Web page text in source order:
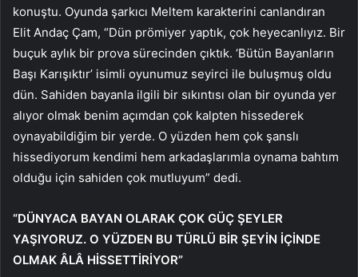
konuştu. Oyunda şarkıcı Meltem karakterini canlandıran
Elit Andaç Çam, “Dün prömiyer yaptık, çok heyecanlıyız. Bir
buçuk aylık bir prova sürecinden çıktık. ‘Bütün Bayanların
Başı Karışıktır’ isimli oyunumuz seyirci ile buluşmuş oldu
dün. Sahiden bayanla ilgili bir sıkıntısı olan bir oyunda yer
alıyor olmak benim açımdan çok kalpten hissederek
oynayabildiğim bir yerde. O yüzden hem çok şanslı
hissediyorum kendimi hem arkadaşlarımla oynama bahtım
olduğu için sahiden çok mutluyum” dedi.
“DÜNYACA BAYAN OLARAK ÇOK GÜÇ ŞEYLER
YAŞIYORUZ. O YÜZDEN BU TÜRLÜ BİR ŞEYİN İÇİNDE
OLMAK ÂLÂ HİSSETTİRİYOR”